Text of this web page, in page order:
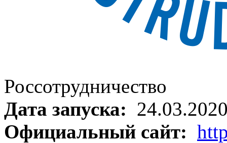
Россотрудничество
Дата запуска:
Официальный сайт: